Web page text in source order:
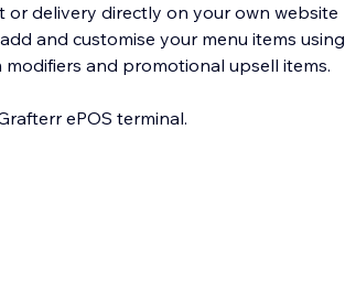
delivery directly on your own website
and customise your menu items using
and promotional upsell items.
ePOS terminal.